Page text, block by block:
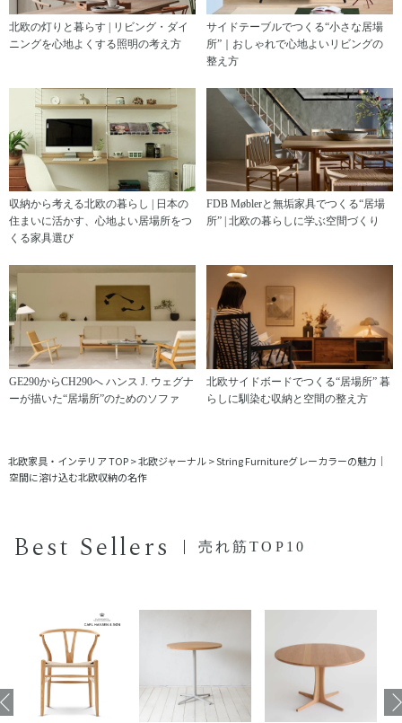
北欧の灯りと暮らす | リビング・ダイ
ニングを心地よくする照明の考え方
サイドテーブルでつくる“小さな居場
所”｜おしゃれで心地よいリビングの
整え方
収納から考える北欧の暮らし | 日本の
住まいに活かす、心地よい居場所をつ
くる家具選び
FDB Møblerと無垢家具でつくる“居場
所” | 北欧の暮らしに学ぶ空間づくり
GE290からCH290へ ハンス J. ウェグナ
ーが描いた“居場所”のためのソファ
北欧サイドボードでつくる“居場所” 暮
らしに馴染む収納と空間の整え方
北欧家具・インテリア TOP>北欧ジャーナル>String Furnitureグレーカラーの魅力｜
空間に溶け込む北欧収納の名作
Best Sellers 売れ筋TOP10